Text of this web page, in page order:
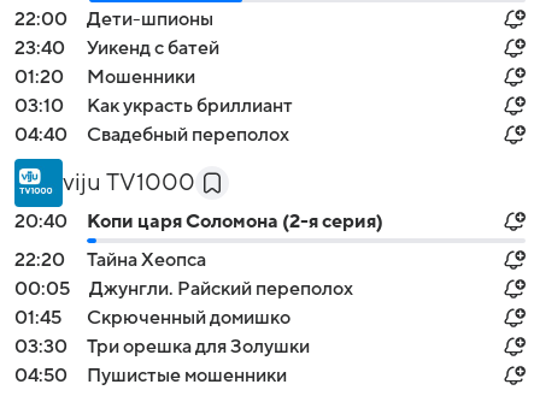
22:00
Дети-шпионы
23:40
Уикенд с батей
01:20
Мошенники
03:10
Как украсть бриллиант
04:40
Свадебный переполох
viju TV1000
20:40
Копи царя Соломона (2-я серия)
22:20
Тайна Хеопса
00:05
Джунгли. Райский переполох
01:45
Скрюченный домишко
03:30
Три орешка для Золушки
04:50
Пушистые мошенники